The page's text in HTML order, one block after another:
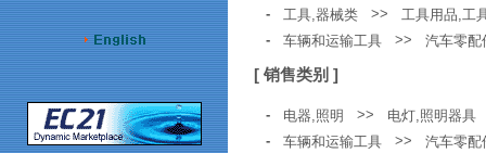
-
工具,器械类 >>
工具用品,工
-
车辆和运输工具 >> 汽车零配
[ 销售类别 ]
- 电器,照明 >>
电灯,照明器具
-
车辆和运输工具 >> 汽车零配